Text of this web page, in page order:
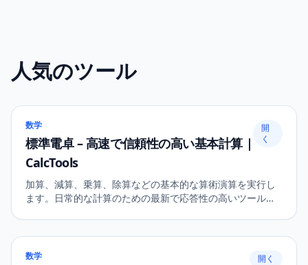
人気のツール
数学
標準電卓 – 高速で信頼性の高い基本計算 |
CalcTools
開
く
加算、減算、乗算、除算などの基本的な算術演算を実行し
ます。日常的な計算のための最新で応答性の高いツールで
数学 開く